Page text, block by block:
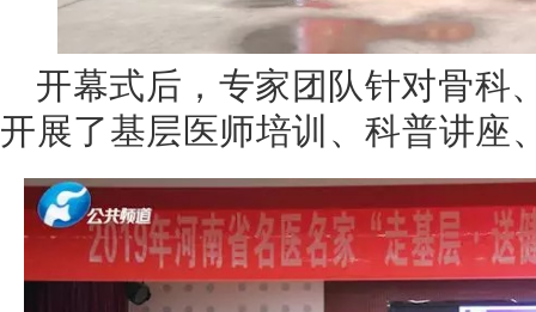
开幕式后，专家团队针对骨科
开展了基层医师培训、科普讲座